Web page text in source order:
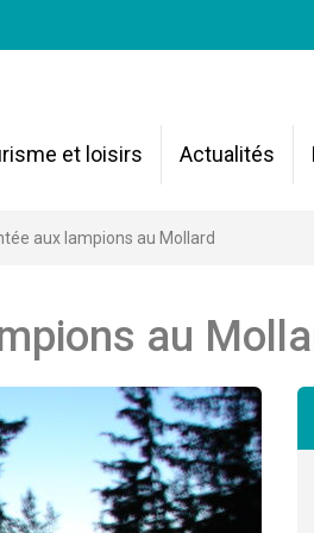
et loisirs Actualités
aux lampions au Mollard
au